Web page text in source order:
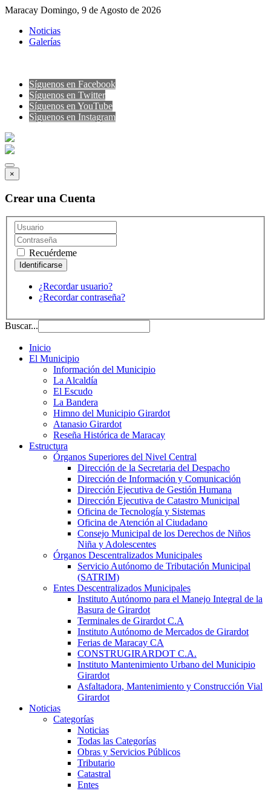
Maracay Domingo, 9 de Agosto de 2026
Noticias
Galerías
Síguenos en Facebook
Síguenos en Twitter
Síguenos en YouTube
Sìguenos en Instagram
×
Crear una Cuenta
Recuérdeme
¿Recordar usuario?
¿Recordar contraseña?
Buscar...
Inicio
El Municipio
Información del Municipio
La Alcaldía
El Escudo
La Bandera
Himno del Municipio Girardot
Atanasio Girardot
Reseña Histórica de Maracay
Estructura
Órganos Superiores del Nivel Central
Dirección de la Secretaria del Despacho
Dirección de Información y Comunicación
Dirección Ejecutiva de Gestión Humana
Dirección Ejecutiva de Catastro Municipal
Oficina de Tecnología y Sistemas
Oficina de Atención al Ciudadano
Consejo Municipal de los Derechos de Niños
Niña y Adolescentes
Órganos Descentralizados Municipales
Servicio Autónomo de Tributación Municipal
(SATRIM)
Entes Descentralizados Municipales
Instituto Autónomo para el Manejo Integral de la
Basura de Girardot
Terminales de Girardot C.A
Instituto Autónomo de Mercados de Girardot
Ferias de Maracay CA
CONSTRUGIRARDOT C.A.
Instituto Mantenimiento Urbano del Municipio
Girardot
Asfaltadora, Mantenimiento y Construcción Vial
Girardot
Noticias
Categorías
Noticias
Todas las Categorías
Obras y Servicios Públicos
Tributario
Catastral
Entes